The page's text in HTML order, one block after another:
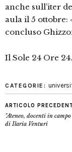
anche sull’iter
aula il 5 ottobre:
concluso
Il Sole 24 Ore
CATEGORIE:
ARTICOLO
"Ateneo, docenti in
di Ilaria Venturi